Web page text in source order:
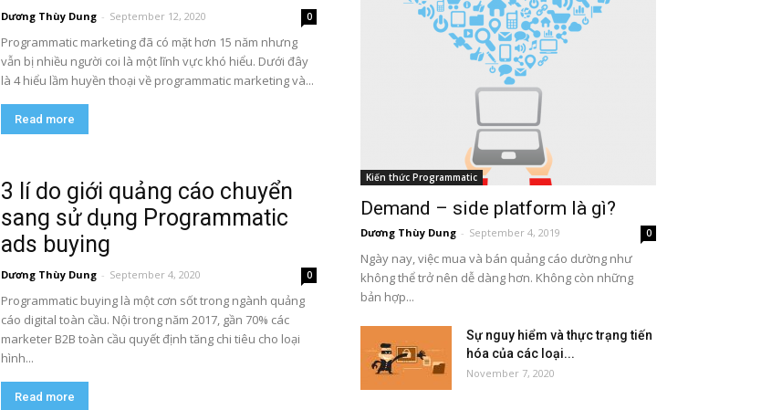
Dương Thùy Dung - September 12, 2020 0
Programmatic marketing đã có mặt hơn 15 năm nhưng
vẫn bị nhiều người coi là một lĩnh vực khó hiểu. Dưới đây
là 4 hiểu lầm huyền thoại về programmatic marketing và...
Read more
3 lí do giới quảng cáo chuyển
sang sử dụng Programmatic
ads buying
Dương Thùy Dung - September 4, 2020 0
Programmatic buying là một cơn sốt trong ngành quảng
cáo digital toàn cầu. Nội trong năm 2017, gần 70% các
marketer B2B toàn cầu quyết định tăng chi tiêu cho loại
hình...
Read more
Kiến thức Programmatic
Demand – side platform là gì?
Dương Thùy Dung - September 4, 2019 0
Ngày nay, việc mua và bán quảng cáo dường như
không thể trở nên dễ dàng hơn. Không còn những
bản hợp...
Sự nguy hiểm và thực trạng tiến
hóa của các loại...
November 7, 2020